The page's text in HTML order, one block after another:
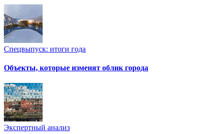
Спецвыпуск: итоги года
Объекты, которые изменят облик города
Экспертный анализ